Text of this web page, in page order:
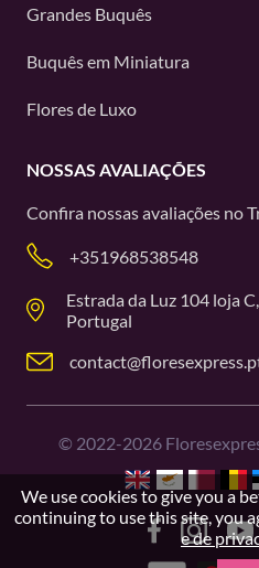
Grandes Buquês
Buquês em Miniatura
Flores de Luxo
NOSSAS AVALIAÇÕES
Confira nossas avaliações no
+351968538548
Estrada da Luz 104 loja
Portugal
© 2022-2026
We use cookies to give you a
continuing to use this site, you
e de